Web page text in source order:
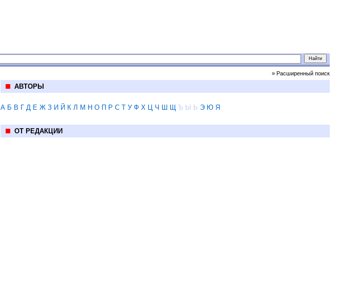
» Расширенный поиск
АВТОРЫ
А Б В Г Д Е Ж З И Й К Л М Н О П Р С Т У Ф Х Ц Ч Ш Щ Ъ Ы Ь Э Ю Я
ОТ РЕДАКЦИИ